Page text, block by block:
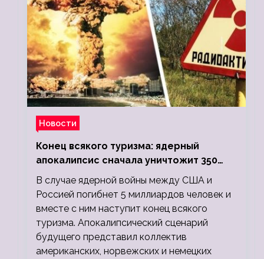
Новости
Конец всякого туризма: ядерный
апокалипсис сначала уничтожит 350
миллионов, а потом 5 миллиардов
людей
В случае ядерной войны между США и
Россией погибнет 5 миллиардов человек и
вместе с ним наступит конец всякого
туризма. Апокалипсический сценарий
будущего представил коллектив
американских, норвежских и немецких